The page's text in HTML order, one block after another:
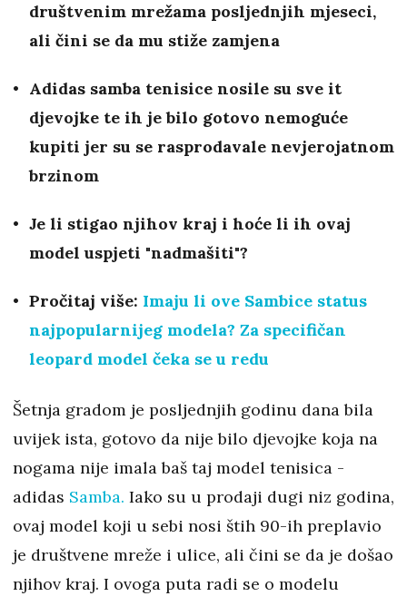
društvenim mrežama posljednjih mjeseci,
ali čini se da mu stiže zamjena
Adidas samba tenisice nosile su sve it
djevojke te ih je bilo gotovo nemoguće
kupiti jer su se rasprodavale nevjerojatnom
brzinom
Je li stigao njihov kraj i hoće li ih ovaj
model uspjeti "nadmašiti"?
Pročitaj više: Imaju li ove Sambice status
najpopularnijeg modela? Za specifičan
leopard model čeka se u redu
Šetnja gradom je posljednjih godinu dana bila
uvijek ista, gotovo da nije bilo djevojke koja na
nogama nije imala baš taj model tenisica -
adidas Samba. Iako su u prodaji dugi niz godina,
ovaj model koji u sebi nosi štih 90-ih preplavio
je društvene mreže i ulice, ali čini se da je došao
njihov kraj. I ovoga puta radi se o modelu